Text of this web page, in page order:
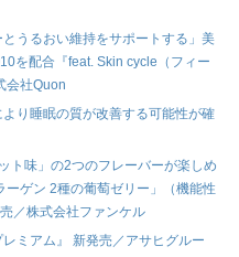
うるおい維持をサポートする」美
を配合『feat. Skin cycle（フィー
会社Quon
り睡眠の質が改善する可能性が確
ト味」の2つのフレーバーが楽しめ
ゲン 2種の葡萄ゼリー」（機能性
／株式会社ファンケル
ミアム』 新発売／アサヒグルー